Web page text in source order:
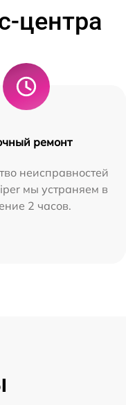
центра
ремонт
неисправностей
мы устраняем в
2 часов.